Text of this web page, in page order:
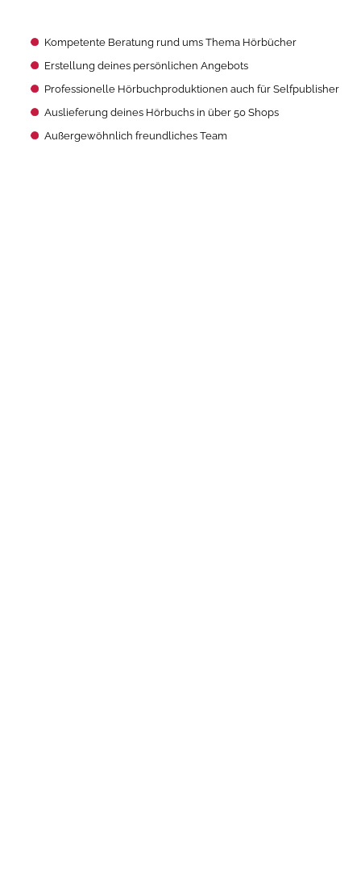
Kompetente Beratung rund ums Thema Hörbücher
Erstellung deines persönlichen Angebots
Professionelle Hörbuchproduktionen auch für Selfpublisher
Auslieferung deines Hörbuchs in über 50 Shops
Außergewöhnlich freundliches Team